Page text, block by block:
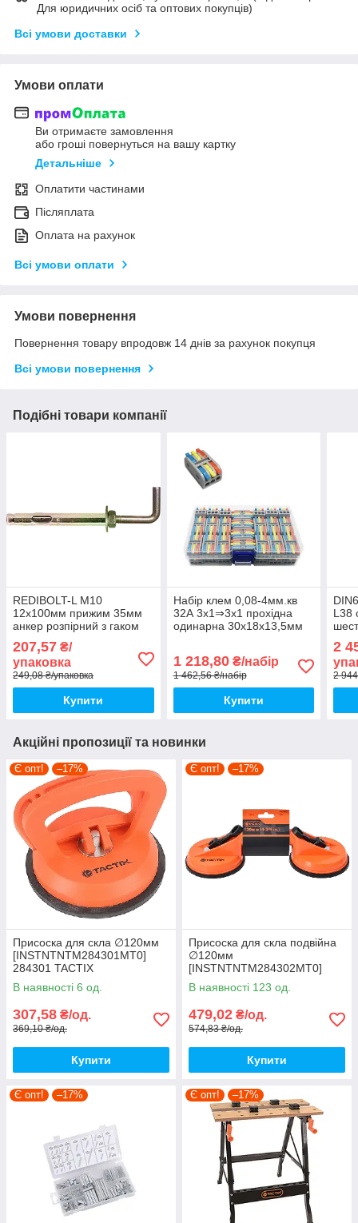
Для юридичних осіб та оптових покупців)
Всі умови доставки
Умови оплати
Ви отримаєте замовлення
або гроші повернуться на вашу картку
Детальніше
Оплатити частинами
Післяплата
Оплата на рахунок
Всі умови оплати
Умови повернення
Повернення товару впродовж 14 днів за рахунок покупця
Всі умови повернення
Подібні товари компанії
REDIBOLT-L М10
12х100мм прижим 35мм
анкер розпірний з гаком
[92F1Г000092F112A0L]
Metalvis
207,57 ₴/
упаковка
249,08 ₴/упаковка
Купити
Набір клем 0,08-4мм.кв
32А 3х1⇒3х1 прохідна
одинарна 30х18х13,5мм
1 218,80₴/набір
1 462,56 ₴/набір
Купити
L38
2
2
Акційні пропозиції та новинки
Є опт! –17%
Присоска для скла ∅120мм
[INSTNTNTM284301MT0]
284301 TACTIX
В наявності 6 од.
307,58 ₴/од.
369,10 ₴/од.
Купити
Є опт! –17%
Присоска для скла подвійна
∅120мм
[INSTNTNTM284302MT0]
284302 TACTIX
В наявності 123 од.
479,02 ₴/од.
574,83 ₴/од.
Купити
Є опт! –17% Є опт! –17%